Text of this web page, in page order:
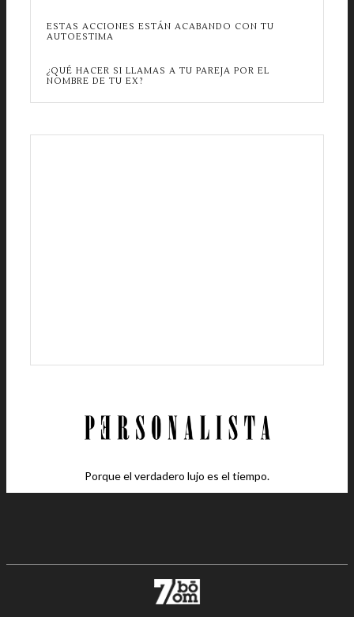
ESTAS ACCIONES ESTÁN ACABANDO CON TU
AUTOESTIMA
¿QUÉ HACER SI LLAMAS A TU PAREJA POR EL
NOMBRE DE TU EX?
Porque el verdadero lujo es el tiempo.